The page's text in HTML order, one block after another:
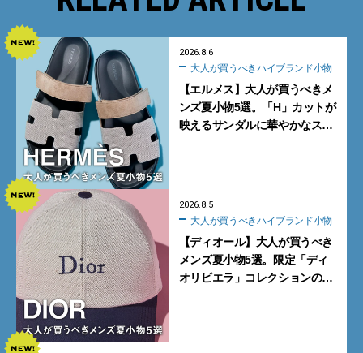
2026.8.6
大人が買うべきハイブランド小物
【エルメス】大人が買うべきメ
ンズ夏小物5選。「H」カットが
映えるサンダルに華やかなス
2026.8.5
大人が買うべきハイブランド小物
【ディオール】大人が買うべき
メンズ夏小物5選。限定「ディ
オリビエラ」コレクションの